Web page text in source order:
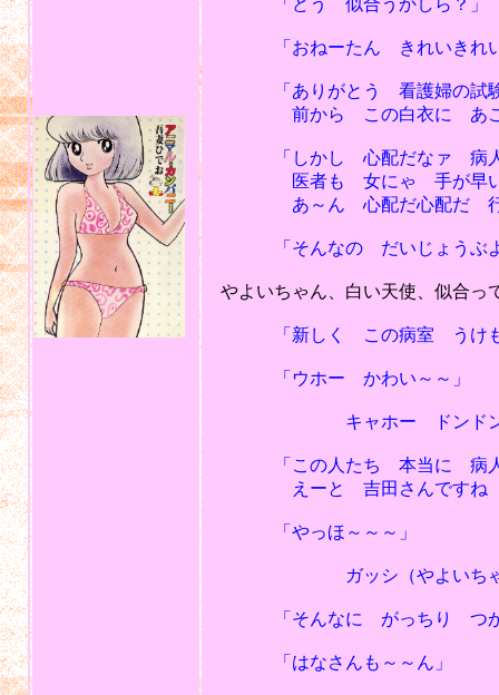
「どう 似合うかしら？」
「おねーたん きれいきれ
「ありがとう 看護婦の試験
前から この白衣に あこが
「しかし 心配だなァ 病人
医者も 女にゃ 手が早い
あ～ん 心配だ心配だ 行か
「そんなの だいじょうぶよ
やよいちゃん、白い天使、似合っ
「新しく この病室 うけもつ
「ウホー かわい～～」
キャホー ドンドン ピ
「この人たち 本当に 病人
えーと 吉田さんですね 脈
「やっほ～～～」
ガッシ（やよいちゃんの
「そんなに がっちり つか
「はなさんも～～ん」